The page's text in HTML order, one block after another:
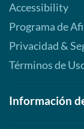
Accessibility
Programa de
Privacidad &
Términos de
Información